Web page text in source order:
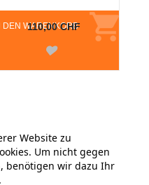
DEN WARENKORB
110,00 CHF
Website zu
Um nicht gegen
benötigen wir dazu Ihr